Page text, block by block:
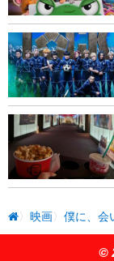
映画 僕に、会
©